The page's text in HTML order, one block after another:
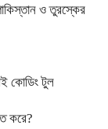
ও তুরস্কের
কোডিং টুল
করে?